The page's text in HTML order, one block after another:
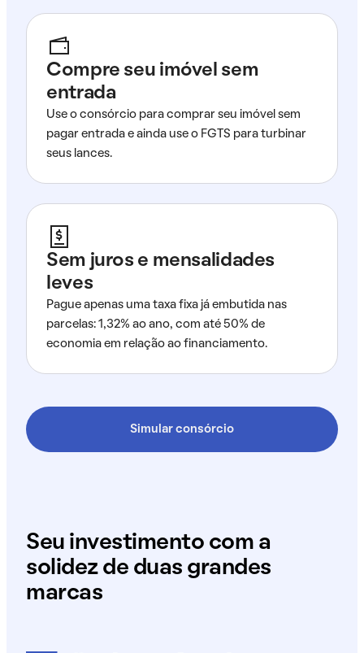
Compre seu imóvel sem
entrada
Use o consórcio para comprar seu imóvel sem
pagar entrada e ainda use o FGTS para turbinar
seus lances.
Sem juros e mensalidades
leves
Pague apenas uma taxa fixa já embutida nas
parcelas: 1,32% ao ano, com até 50% de
economia em relação ao financiamento.
Simular consórcio
Seu investimento com a
solidez de duas grandes
marcas